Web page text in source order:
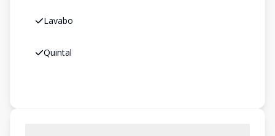
Lavabo
Quintal